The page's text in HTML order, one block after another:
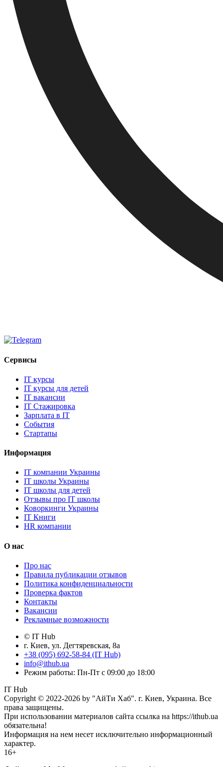
Сервисы
IT курсы
IT курсы для детей
IT вакансии
IT Стажировка
Зарплата в IT
События
Стартапы
Информация
IT компании Украины
IT школы Украины
IT школы для детей
Отзывы про IT школы
Коворкинги Украины
IT Книги
HR компании
О нас
Про нас
Правила публикации отзывов
Политика конфиденциальности
Проверка фактов
Контакты
Вакансии
Рекламные возможности
© IT Hub
г. Киев, ул. Дегтяревская, 8а
+38 (095) 692-58-84 (IT Hub)
info@ithub.ua
Режим работы: Пн-Пт с 09:00 до 18:00
IT Hub
Copyright © 2022-2026 by "АйТи Хаб". г. Киев, Украина. Все
права защищены.
При использовании материалов сайта ссылка на https://ithub.ua
обязательна!
Информация на нем несет исключительно информационный
характер.
16+